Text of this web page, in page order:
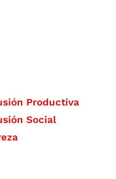
Productiva
Social